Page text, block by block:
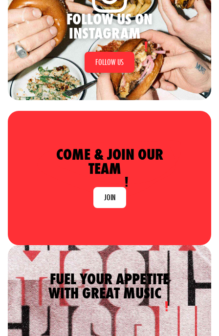
FOLLOW US ON
INSTAGRAM
FOLLOW US
COME & JOIN OUR
TEAM
JOIN
FUEL YOUR APPETITE
WITH GREAT MUSIC